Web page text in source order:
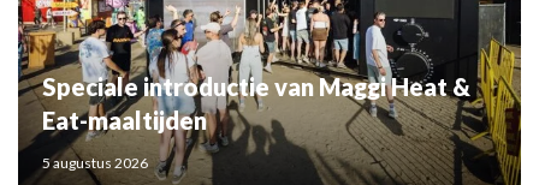
Speciale introductie van Maggi Heat &
Eat-maaltijden
5 augustus 2026